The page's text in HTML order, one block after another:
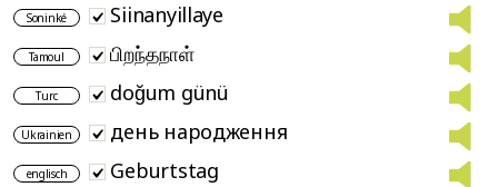
Soninké Siinanyillaye
Tamoul பிறந்தநாள்
Turc doğum günü
Ukrainien день народження
englisch Geburtstag